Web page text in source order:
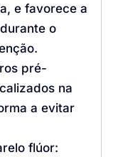
e favorece a
o
pré-
na
a evitar
flúor: